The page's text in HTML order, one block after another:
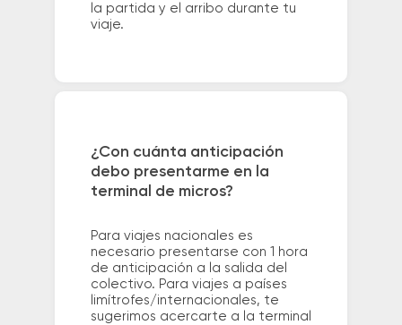
la partida y el arribo durante tu
viaje.
¿Con cuánta anticipación
debo presentarme en la
terminal de micros?
Para viajes nacionales es
necesario presentarse con 1 hora
de anticipación a la salida del
colectivo. Para viajes a países
limítrofes/internacionales, te
sugerimos acercarte a la terminal